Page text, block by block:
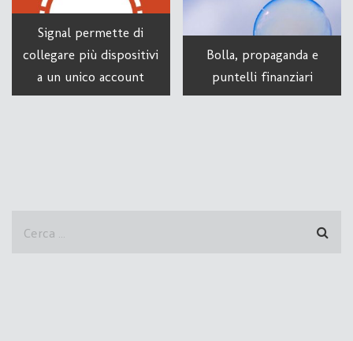
Signal permette di
collegare più dispositivi
a un unico account
Bolla, propaganda e
puntelli finanziari